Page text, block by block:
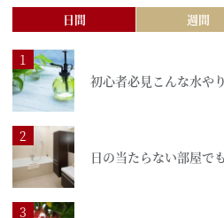
日間 週間
初心者必見こんな水や
日の当たらない部屋で